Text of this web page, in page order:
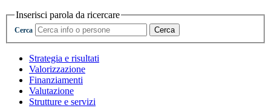
Inserisci parola da ricercare
Cerca Cerca
Strategia e risultati
Valorizzazione
Finanziamenti
Valutazione
Strutture e servizi